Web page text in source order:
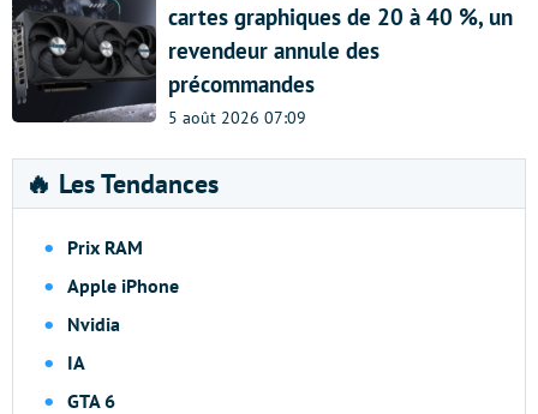
cartes graphiques de 20 à 40 %, un
revendeur annule des
précommandes
5 août 2026 07:09
🔥 Les Tendances
Prix RAM
Apple iPhone
Nvidia
IA
GTA 6